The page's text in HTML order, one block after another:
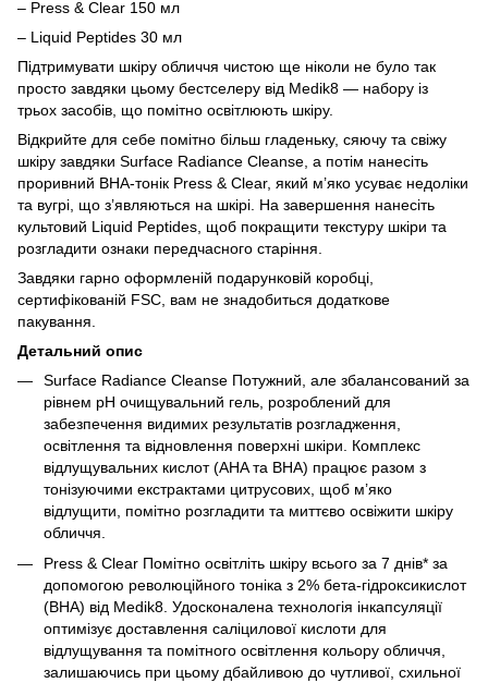
– Press & Clear 150 мл
– Liquid Peptides 30 мл
Підтримувати шкіру обличчя чистою ще ніколи не було так
просто завдяки цьому бестселеру від Medik8 — набору із
трьох засобів, що помітно освітлюють шкіру.
Відкрийте для себе помітно більш гладеньку, сяючу та свіжу
шкіру завдяки Surface Radiance Cleanse, а потім нанесіть
проривний BHA-тонік Press & Clear, який м’яко усуває недоліки
та вугрі, що з’являються на шкірі. На завершення нанесіть
культовий Liquid Peptides, щоб покращити текстуру шкіри та
розгладити ознаки передчасного старіння.
Завдяки гарно оформленій подарунковій коробці,
сертифікованій FSC, вам не знадобиться додаткове
пакування.
Детальний опис
Surface Radiance Cleanse Потужний, але збалансований за
рівнем рН очищувальний гель, розроблений для
забезпечення видимих результатів розгладження,
освітлення та відновлення поверхні шкіри. Комплекс
відлущувальних кислот (AHA та BHA) працює разом з
тонізуючими екстрактами цитрусових, щоб м’яко
відлущити, помітно розгладити та миттєво освіжити шкіру
обличчя.
Press & Clear Помітно освітліть шкіру всього за 7 днів* за
допомогою революційного тоніка з 2% бета-гідроксикислот
(BHA) від Medik8. Удосконалена технологія інкапсуляції
оптимізує доставлення саліцилової кислоти для
відлущування та помітного освітлення кольору обличчя,
залишаючись при цьому дбайливою до чутливої, схильної